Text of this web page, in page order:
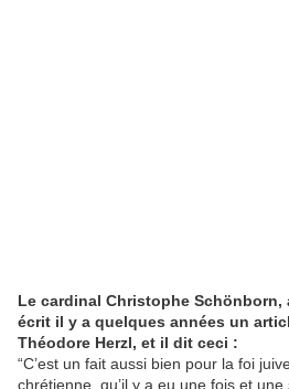
Le cardinal Christophe Schönborn,
écrit il y a quelques années un
Théodore Herzl, et il dit ceci :
“C’est un fait aussi bien pour la foi
chrétienne, qu’il y a eu une fois et une